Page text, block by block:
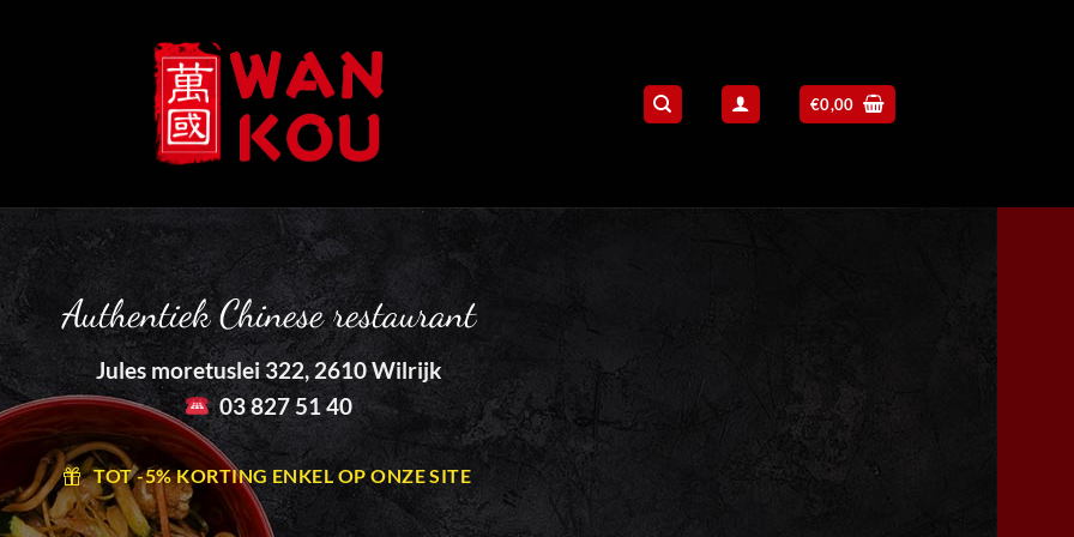
€0,00
Authentiek Chinese restaurant
Jules moretuslei 322, 2610 Wilrijk
03 827 51 40
TOT -5% KORTING ENKEL OP ONZE SITE